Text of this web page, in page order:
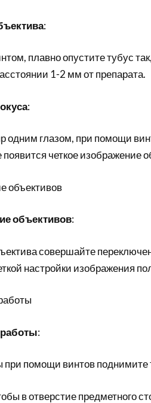
:
плавно опустите тубус
1-2 мм от препарата.
:
одним глазом, при помощи
появится четкое изображение
объективов
объективов:
совершайте
настройки изображения
:
при помощи винтов поднимите
в отверстие предметного